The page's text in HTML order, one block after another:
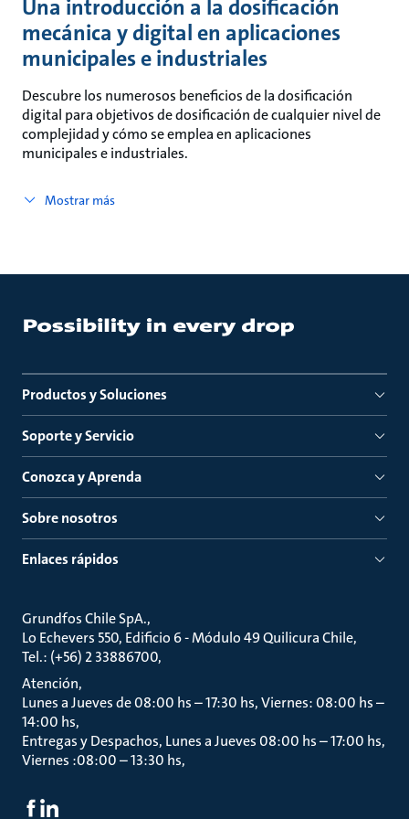
Una introducción a la dosificación
mecánica y digital en aplicaciones
municipales e industriales
Descubre los numerosos beneficios de la dosificación
digital para objetivos de dosificación de cualquier nivel de
complejidad y cómo se emplea en aplicaciones
municipales e industriales.
Mostrar más
Productos y Soluciones
Soporte y Servicio
Conozca y Aprenda
Sobre nosotros
Enlaces rápidos
Grundfos Chile SpA.
Lo Echevers 550, Edificio 6 - Módulo 49 Quilicura Chile
Tel.: (+56) 2 33886700
Atención
Lunes a Jueves de 08:00 hs – 17:30 hs, Viernes: 08:00 hs –
14:00 hs
Entregas y Despachos, Lunes a Jueves 08:00 hs – 17:00 hs,
Viernes :08:00 – 13:30 hs